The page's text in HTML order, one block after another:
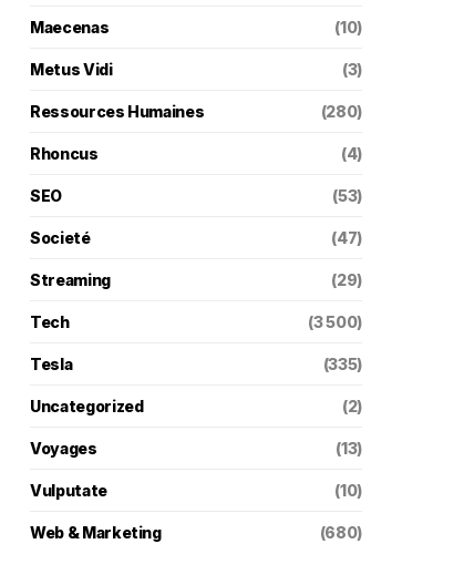
Maecenas (10)
Metus Vidi (3)
Ressources Humaines (280)
Rhoncus (4)
SEO (53)
Societé (47)
Streaming (29)
Tech (3 500)
Tesla (335)
Uncategorized (2)
Voyages (13)
Vulputate (10)
Web & Marketing (680)